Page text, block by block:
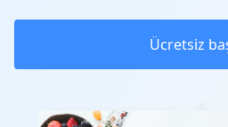
Ücretsiz